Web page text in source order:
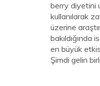
berry diyetini
kullanılarak
üzerine
en büyük
Şimdi gelin